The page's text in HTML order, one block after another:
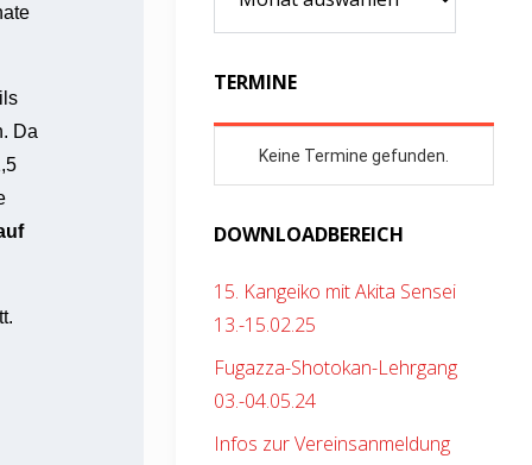
Da
TERMINE
DOWNLOADBEREICH
15. Kangeiko mit Akita Sensei
13.-15.02.25
Fugazza-Shotokan-Lehrgang
03.-04.05.24
Infos zur Vereinsanmeldung